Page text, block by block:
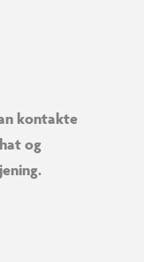
kontakte
og